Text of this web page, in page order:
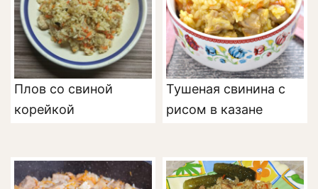
Плов со свиной
корейкой
Тушеная свинина с
рисом в казане